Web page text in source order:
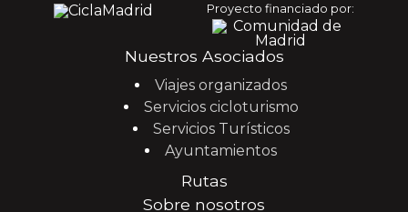
Proyecto financiado por:
Nuestros Asociados
Viajes organizados
Servicios cicloturismo
Servicios Turísticos
Ayuntamientos
Rutas
Sobre nosotros